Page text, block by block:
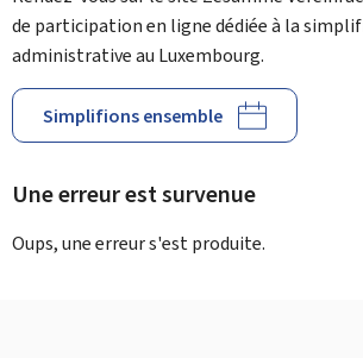
de participation en ligne dédiée à la
administrative au Luxembourg.
Simplifions ensemble
Une erreur est survenue
Oups, une erreur s'est produite.